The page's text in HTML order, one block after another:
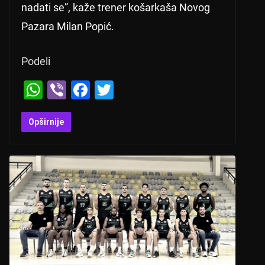
nadati se”, kaže trener košarkaša Novog
Pazara Milan Popić.
Podeli
W
h
at
A
p
p
Vi
b
er
F
b
o
o
k
Opširnije